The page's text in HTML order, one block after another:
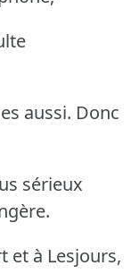
aussi. Donc
sérieux
et à Lesjours,